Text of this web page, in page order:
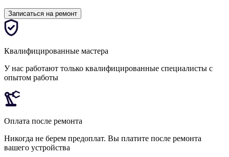
Записаться на ремонт
Квалифицированные мастера
У нас работают только квалифицированные специалисты с
опытом работы
Оплата после ремонта
Никогда не берем предоплат. Вы платите после ремонта
вашего устройства